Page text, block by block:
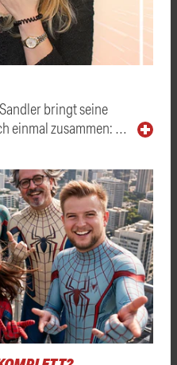
bringt seine
einmal zusammen: …